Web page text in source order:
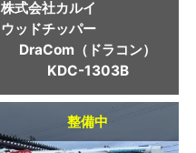
株式会社カルイ
ウッドチッパー
DraCom（ドラコン）
KDC-1303B
整備中